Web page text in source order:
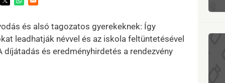
in a new window
Opens in a new window
Opens in a new window
és alsó tagozatos gyerekeknek: Így
leadhatják névvel és az iskola feltüntetésével
és eredményhirdetés a rendezvény